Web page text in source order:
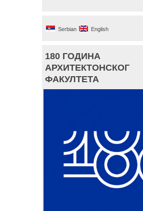
Serbian English
180 ГОДИНА
АРХИТЕКТОНСКОГ
ФАКУЛТЕТА